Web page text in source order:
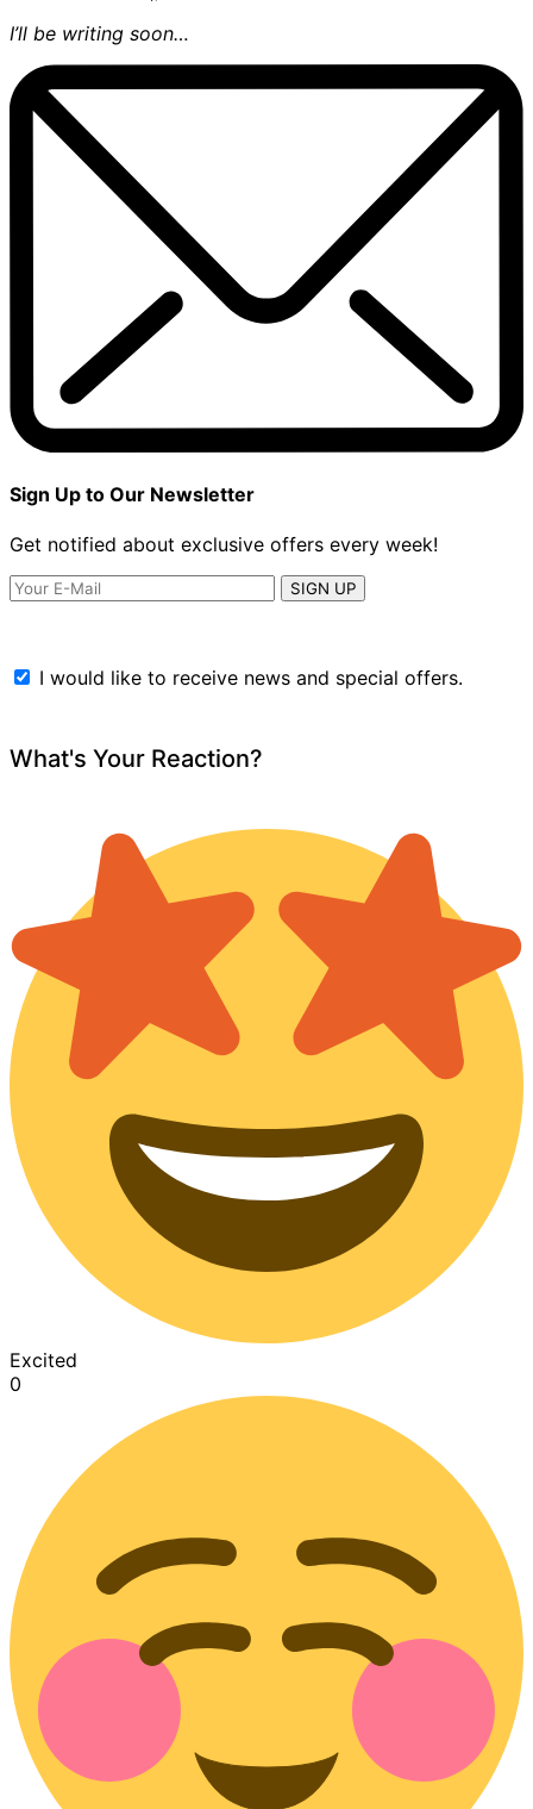
I’ll be writing soon…
Sign Up to Our Newsletter
Get notified about exclusive offers every week!
SIGN UP
I would like to receive news and special offers.
What's Your Reaction?
Excited
0